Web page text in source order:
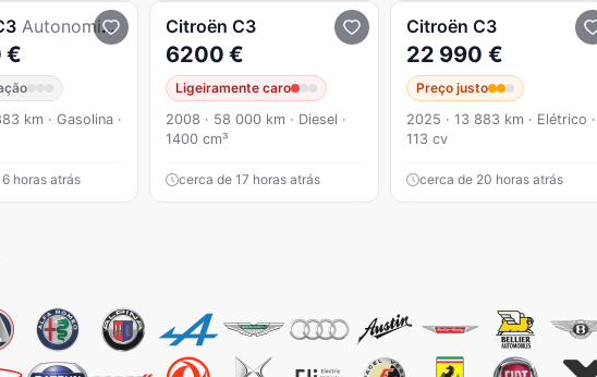
Autonomia Conforto - MAX
€
km · Gasolina ·
horas atrás
Citroën C3
6200 €
Ligeiramente caro
2008 · 58 000 km · Diesel ·
1400 cm³
cerca de 17 horas atrás
Citroën C3
22 990 €
Preço justo
2025 · 13 883 km · Elétrico ·
113 cv
cerca de 20 horas atrás